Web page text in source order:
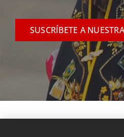
SUSCRÍBETE A